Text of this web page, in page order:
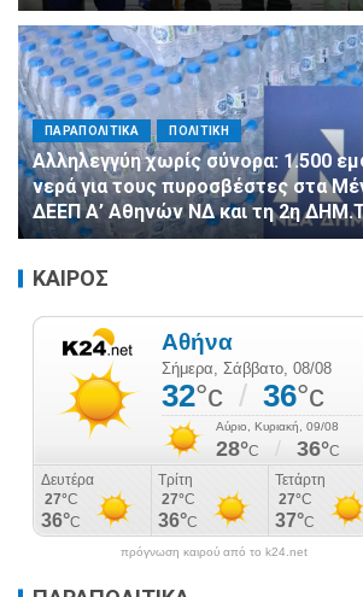
ΠΑΡΑΠΟΛΙΤΙΚΑ ΠΟΛΙΤΙΚΗ
Αλληλεγγύη χωρίς σύνορα: 1.500
νερά για τους πυροσβέστες στα
ΔΕΕΠ Α’ Αθηνών ΝΔ και τη 2η
ΚΑΙΡΟΣ
πρόγνωση καιρού από το k24.net